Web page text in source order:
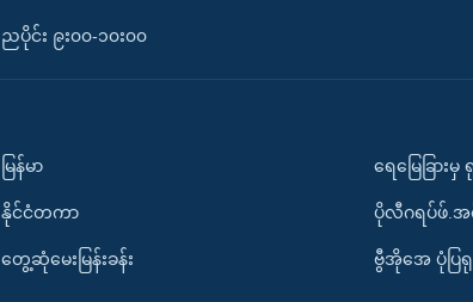
ညပိုင်း ၉း၀၀-၁၀း၀၀
မြန်မာ
နိုင်ငံတကာ
တွေ့ဆုံမေးမြန်းခန်း
ရေမြေခြား
ပိုလီဂရပ်ဖ်.အ
ဗွီအိုအေ ပုံပြ